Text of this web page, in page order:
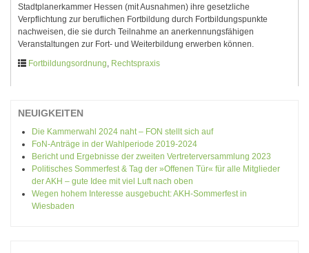
Stadtplanerkammer Hessen (mit Ausnahmen) ihre gesetzliche
Verpflichtung zur beruflichen Fortbildung durch Fortbildungspunkte
nachweisen, die sie durch Teilnahme an anerkennungsfähigen
Veranstaltungen zur Fort- und Weiterbildung erwerben können.
Fortbildungsordnung, Rechtspraxis
NEUIGKEITEN
Die Kammerwahl 2024 naht – FON stellt sich auf
FoN-Anträge in der Wahlperiode 2019-2024
Bericht und Ergebnisse der zweiten Vertreterversammlung 2023
Politisches Sommerfest & Tag der »Offenen Tür« für alle Mitglieder
der AKH – gute Idee mit viel Luft nach oben
Wegen hohem Interesse ausgebucht: AKH-Sommerfest in
Wiesbaden